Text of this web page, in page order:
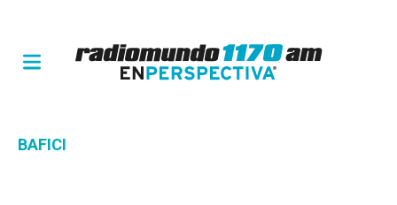
BAFICI